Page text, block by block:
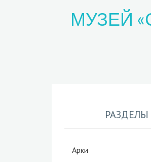
МУЗЕЙ
РАЗДЕЛЫ
Арки